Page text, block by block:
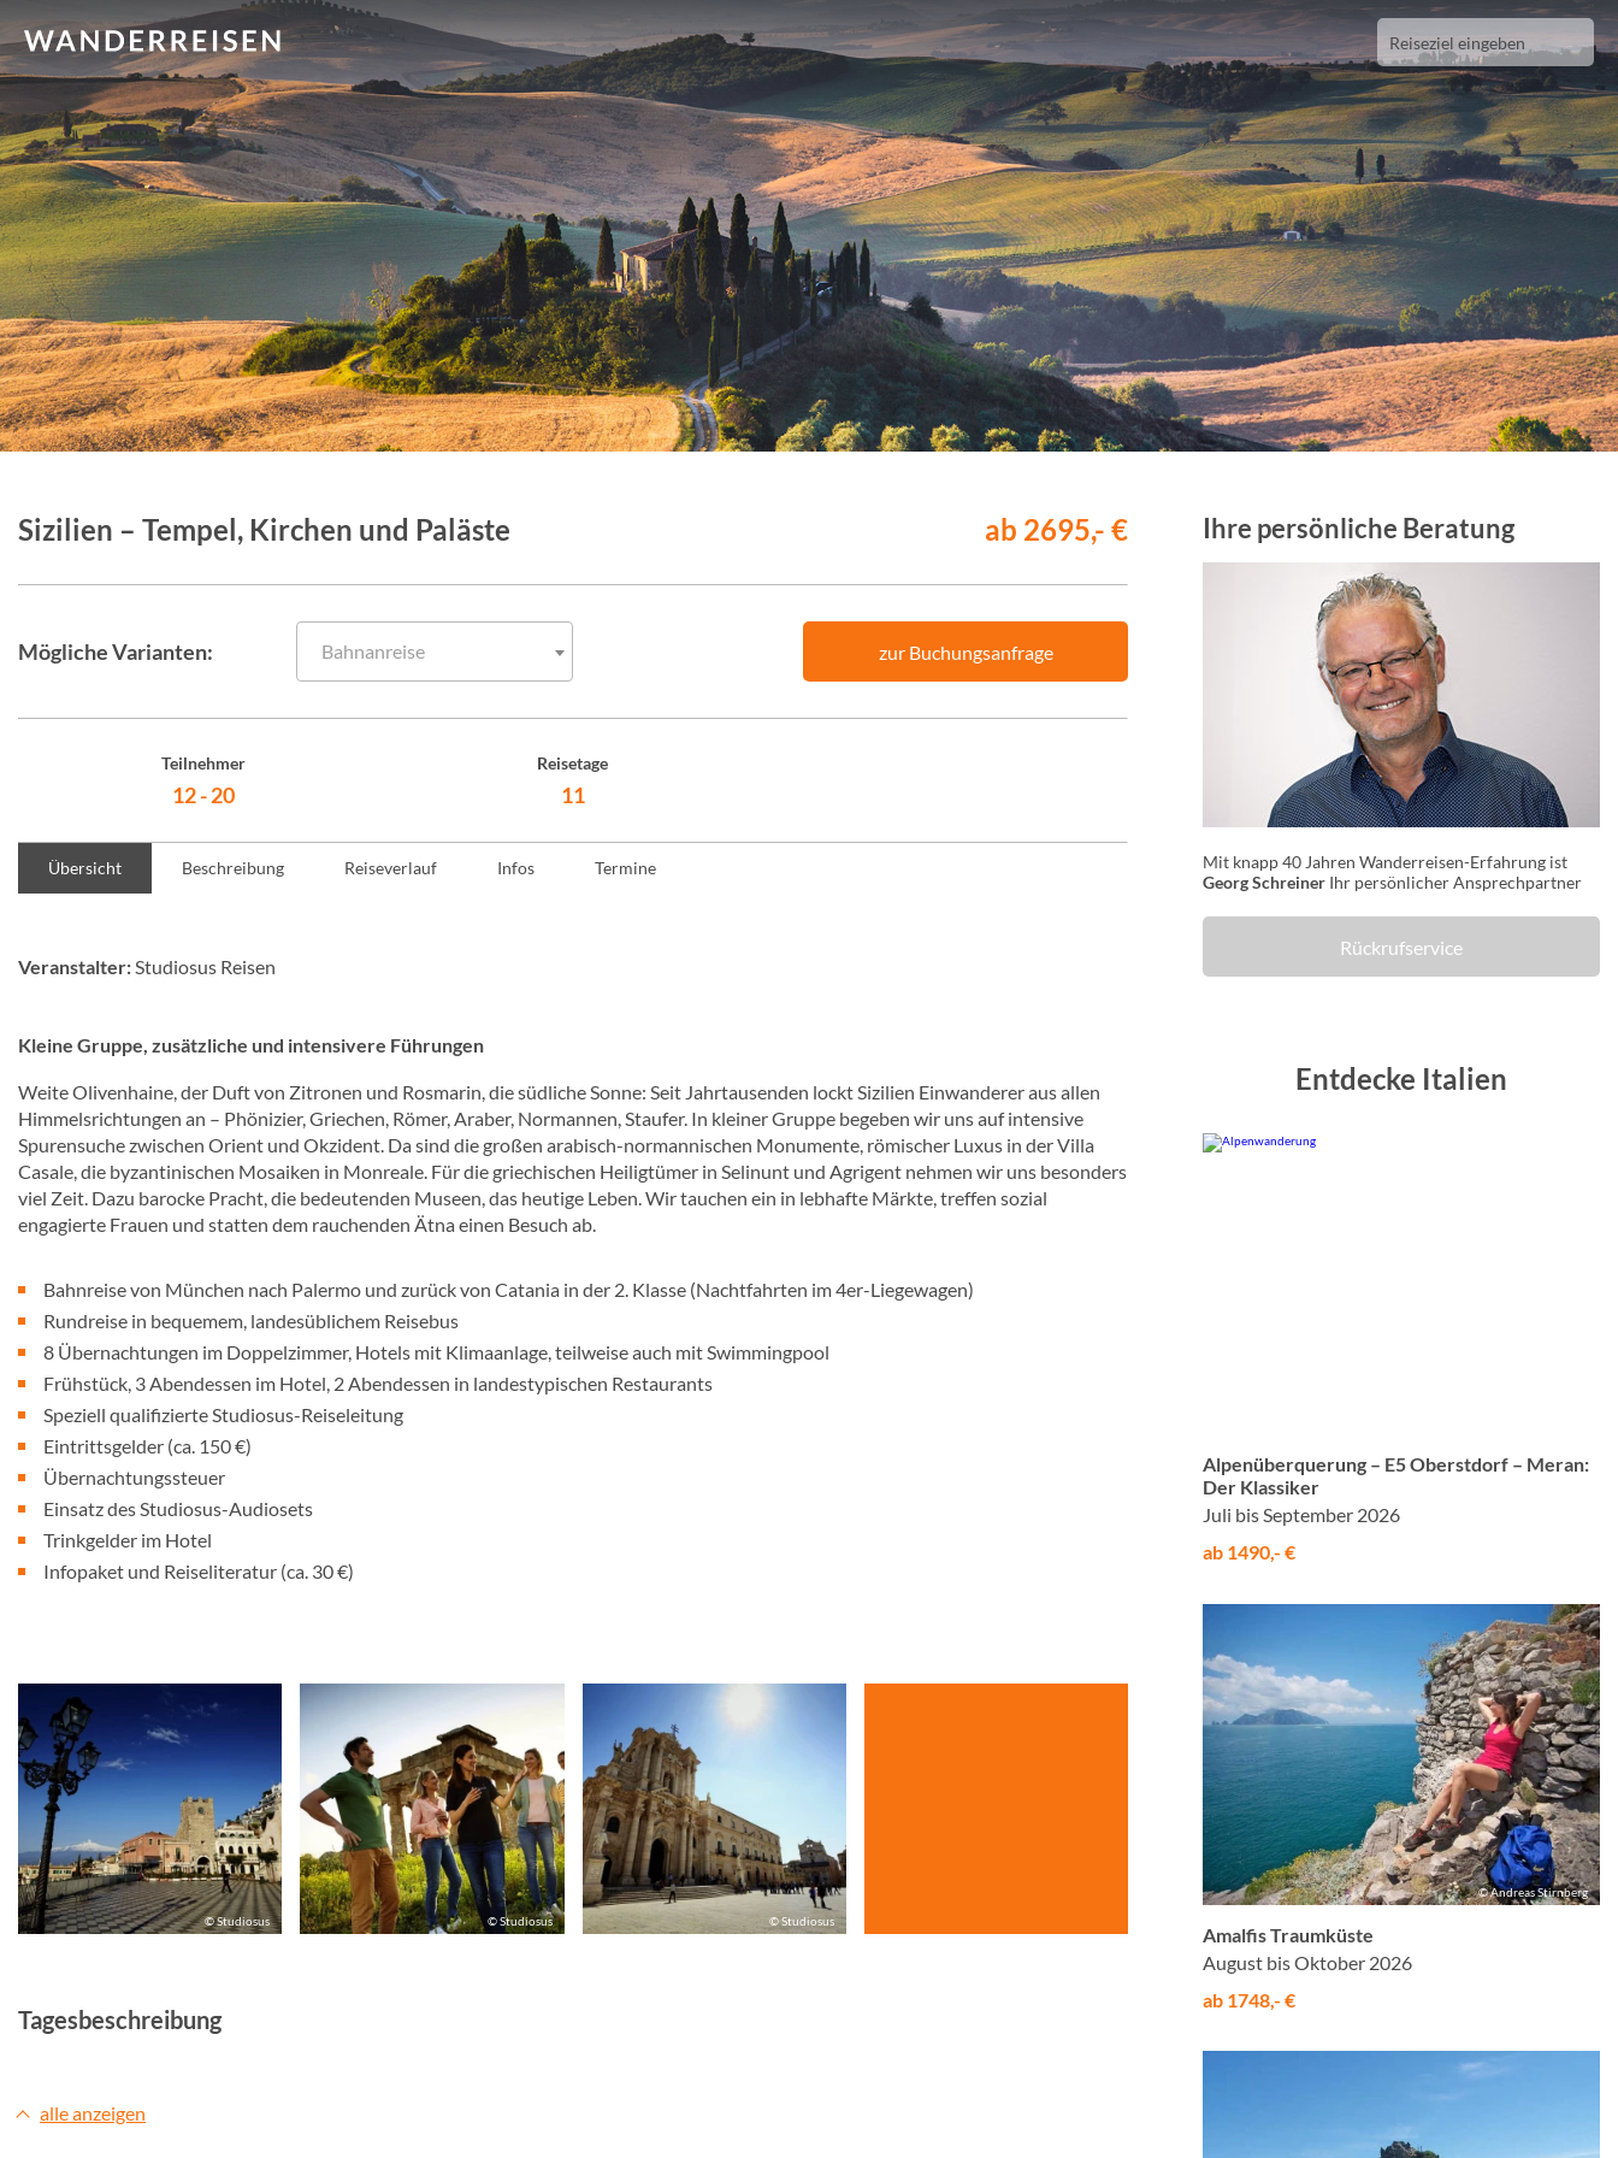
Sizilien – Tempel, Kirchen und Paläste ab 2695,- €
Mögliche Varianten: Bahnanreise zur Buchungsanfrage
Teilnehmer
12 - 20
Reisetage
11
Übersicht Beschreibung Reiseverlauf Infos Termine
Veranstalter:Studiosus Reisen
Kleine Gruppe, zusätzliche und intensivere Führungen
Weite Olivenhaine, der Duft von Zitronen und Rosmarin, die südliche Sonne: Seit Jahrtausenden lockt Sizilien Einwanderer aus allen
Himmelsrichtungen an – Phönizier, Griechen, Römer, Araber, Normannen, Staufer. In kleiner Gruppe begeben wir uns auf intensive
Spurensuche zwischen Orient und Okzident. Da sind die großen arabisch-normannischen Monumente, römischer Luxus in der Villa
Casale, die byzantinischen Mosaiken in Monreale. Für die griechischen Heiligtümer in Selinunt und Agrigent nehmen wir uns besonders
viel Zeit. Dazu barocke Pracht, die bedeutenden Museen, das heutige Leben. Wir tauchen ein in lebhafte Märkte, treffen sozial
engagierte Frauen und statten dem rauchenden Ätna einen Besuch ab.
Bahnreise von München nach Palermo und zurück von Catania in der 2. Klasse (Nachtfahrten im 4er-Liegewagen)
Rundreise in bequemem, landesüblichem Reisebus
8 Übernachtungen im Doppelzimmer, Hotels mit Klimaanlage, teilweise auch mit Swimmingpool
Frühstück, 3 Abendessen im Hotel, 2 Abendessen in landestypischen Restaurants
Speziell qualifizierte Studiosus-Reiseleitung
Eintrittsgelder (ca. 150 €)
Übernachtungssteuer
Einsatz des Studiosus-Audiosets
Trinkgelder im Hotel
Infopaket und Reiseliteratur (ca. 30 €)
© Studiosus © Studiosus © Studiosus
Tagesbeschreibung
alle anzeigen
Ihre persönliche Beratung
Mit knapp 40 Jahren Wanderreisen-Erfahrung ist
Georg Schreiner Ihr persönlicher Ansprechpartner
Rückrufservice
Entdecke Italien
Alpenüberquerung – E5 Oberstdorf – Meran:
Der Klassiker
Juli bis September 2026
ab 1490,- €
© Andreas Stirnberg
Amalfis Traumküste
August bis Oktober 2026
ab 1748,- €